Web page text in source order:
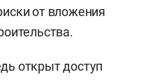
от вложения
открыт доступ